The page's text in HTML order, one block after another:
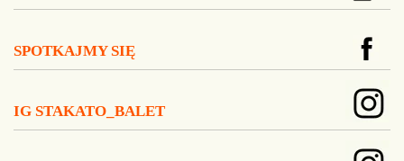
SPOTKAJMY SIĘ
IG STAKATO_BALET